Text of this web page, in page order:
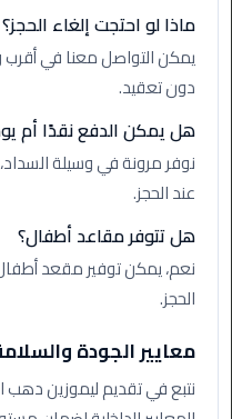
تاكسي
العاصمة
ليموزين
مطار
برج
العرب
الدولي
تاكسي
لندن
مطار
برج
العرب
ماذا لو احتجت إلغاء الحجز؟
يمكن التواصل معنا في أقرب
دون تعقيد.
هل يمكن الدفع نقدًا أم
نوفر مرونة في وسيلة
عند الحجز.
هل تتوفر مقاعد أطفال؟
نعم، يمكن توفير مقعد
الحجز.
معايير الجودة
نتبع في تقديم ليموزين